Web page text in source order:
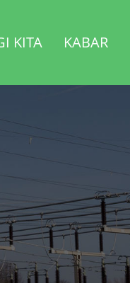
KITA KABAR